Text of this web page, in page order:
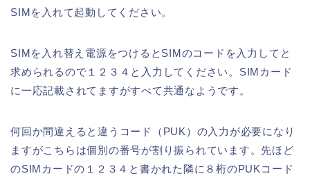
SIMを入れて起動してください。
SIMを入れ替え電源をつけるとSIMのコードを入力してと
求められるので１２３４と入力してください。SIMカード
に一応記載されてますがすべて共通なようです。
何回か間違えると違うコード（PUK）の入力が必要になり
ますがこちらは個別の番号が割り振られています。先ほど
のSIMカードの１２３４と書かれた隣に８桁のPUKコード